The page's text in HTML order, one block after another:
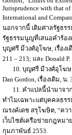
Jurisprudence with that of
International and
นอกจากนี้ เดิมศาลรัฐธร
รัฐธรรมนูญที่เสนอคำร้อ
บุญศรี มีวงศ์อุโฆษ, เรื่องเดี
211 – 213; และ Donald
10. บุญศรี มีวงศ์อุโฆษ, เ
Dan Gordon, เรื่องเดิม, น.
11. คำแปลนี้นำมาจาก
ทำไมเฉพาะแต่บุคคลธร
ณรงค์เดช สรุโฆษิต, “คว
เว็บไซต์เครือข่ายกฎหมา
กุมภาพันธ์ 2553.